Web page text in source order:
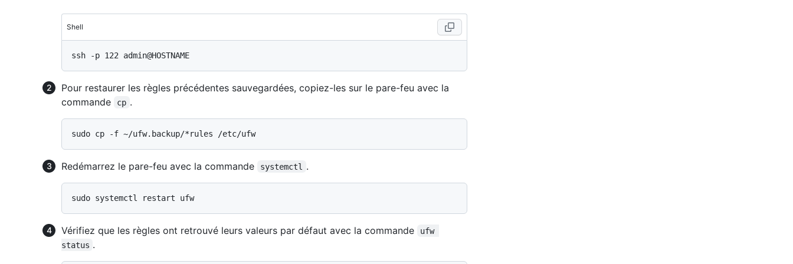
Shell
Pour restaurer les règles précédentes sauvegardées, copiez-les sur le pare-feu avec la
commande
cp .
Redémarrez le pare-feu avec la commande systemctl .
Vérifiez que les règles ont retrouvé leurs valeurs par défaut avec la commande
ufw
status .